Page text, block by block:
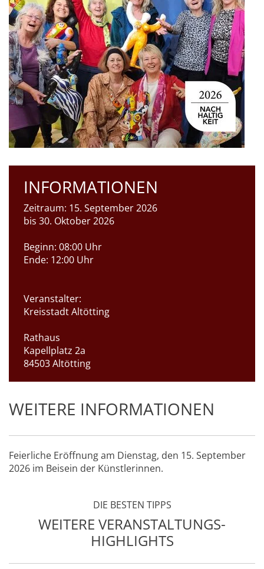
INFORMATIONEN
Zeitraum: 15. September 2026
bis 30. Oktober 2026
Beginn: 08:00 Uhr
Ende: 12:00 Uhr
Veranstalter:
Kreisstadt Altötting
Rathaus
Kapellplatz 2a
84503 Altötting
WEITERE INFORMATIONEN
Feierliche Eröffnung am Dienstag, den 15. September
2026 im Beisein der Künstlerinnen.
DIE BESTEN TIPPS
WEITERE VERANSTALTUNGS-
HIGHLIGHTS